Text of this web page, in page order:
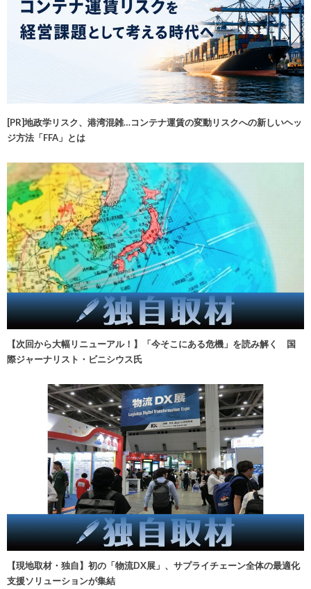
[PR]地政学リスク、港湾混雑…コンテナ運賃の変動リスクへの新しいヘッ
ジ方法「FFA」とは
【次回から大幅リニューアル！】「今そこにある危機」を読み解く 国
際ジャーナリスト・ビニシウス氏
【現地取材・独自】初の「物流DX展」、サプライチェーン全体の最適化
支援ソリューションが集結